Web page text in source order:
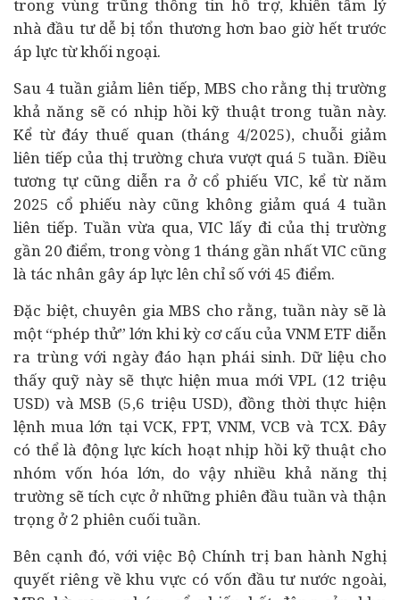
trong vùng trũng thông tin hỗ trợ, khiến tâm lý
nhà đầu tưdễ bị tổn thương hơn bao giờ hết trước
áp lực từ khối ngoại.
Sau 4 tuần giảm liên tiếp, MBS cho rằng thị trường
khả năng sẽ có nhịp hồi kỹ thuật trong tuần này.
Kể từ đáy thuế quan (tháng 4/2025), chuỗi giảm
liên tiếp của thị trường chưa vượt quá 5 tuần. Điều
tương tự cũng diễn ra ở cổ phiếu VIC, kể từ năm
2025 cổ phiếu này cũng không giảm quá 4 tuần
liên tiếp. Tuần vừa qua, VIC lấy đi của thị trường
gần 20 điểm, trong vòng 1 tháng gần nhất VIC cũng
là tác nhân gây áp lực lên chỉ số với 45 điểm.
Đặc biệt, chuyên gia MBS cho rằng, tuần này sẽ là
một “phép thử” lớn khi kỳ cơ cấu của VNM ETF diễn
ra trùng với ngày đáo hạn phái sinh. Dữ liệu cho
thấy quỹ này sẽ thực hiện mua mới VPL (12 triệu
USD) và MSB (5,6 triệu USD), đồng thời thực hiện
lệnh mua lớn tại VCK, FPT, VNM, VCB và TCX. Đây
có thể là động lực kích hoạt nhịp hồi kỹ thuật cho
nhóm vốn hóa lớn, do vậy nhiều khả năng thị
trường sẽ tích cực ở những phiên đầu tuần và thận
trọng ở 2 phiên cuối tuần.
Bên cạnh đó, với việc Bộ Chính trị ban hành Nghị
quyết riêng về khu vực có vốn đầu tư nước ngoài,